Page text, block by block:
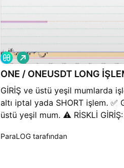
ONE / ONEUSDT LONG
GİRİŞ ve üstü yeşil mumlarda
altı iptal yada SHORT işlem. ✅
üstü yeşil mum. ⚠️ RİSKLİ
belirtilmiştir !!! ✅✅✅ÖNEMLİ
A
l
ı
ParaLOG tarafından